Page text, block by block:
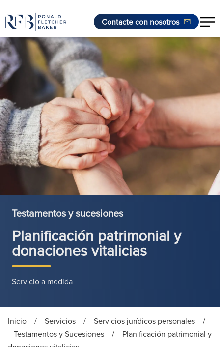
Saltar al contenido
Contacte con nosotros
Testamentos y sucesiones
Planificación patrimonial y
donaciones vitalicias
Servicio a medida
Inicio / Servicios / Servicios jurídicos personales
/
Testamentos y Sucesiones
/
Planificación patrimonial y